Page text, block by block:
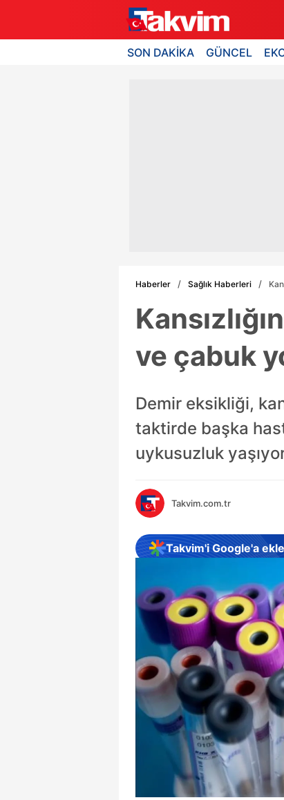
SON DAKİKA GÜNCEL
Haberler Sağlık Haberleri
ve çabuk
Demir eksikliği,
taktirde başka
uykusuzluk
Takvim.com.tr
Takvim'i Google'a